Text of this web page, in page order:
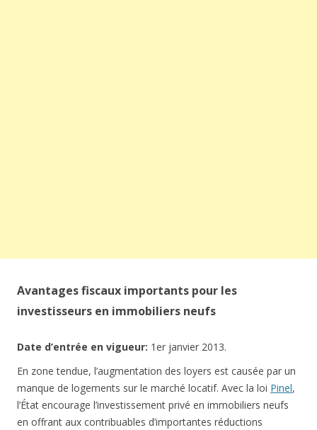
Avantages fiscaux importants pour les
investisseurs en immobiliers neufs
Date d’entrée en vigueur: 1er janvier 2013.
En zone tendue, l’augmentation des loyers est causée par un
manque de logements sur le marché locatif. Avec la loi Pinel,
l’État encourage l’investissement privé en immobiliers neufs
en offrant aux contribuables d’importantes réductions